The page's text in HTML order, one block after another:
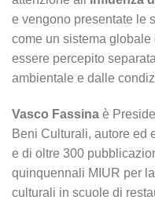
e vengono presentate le
come un sistema
essere percepito
ambientale e dalle
Vasco Fassina è
Beni Culturali, autore ed
e di oltre 300
quinquennali MIUR per
culturali in scuole di